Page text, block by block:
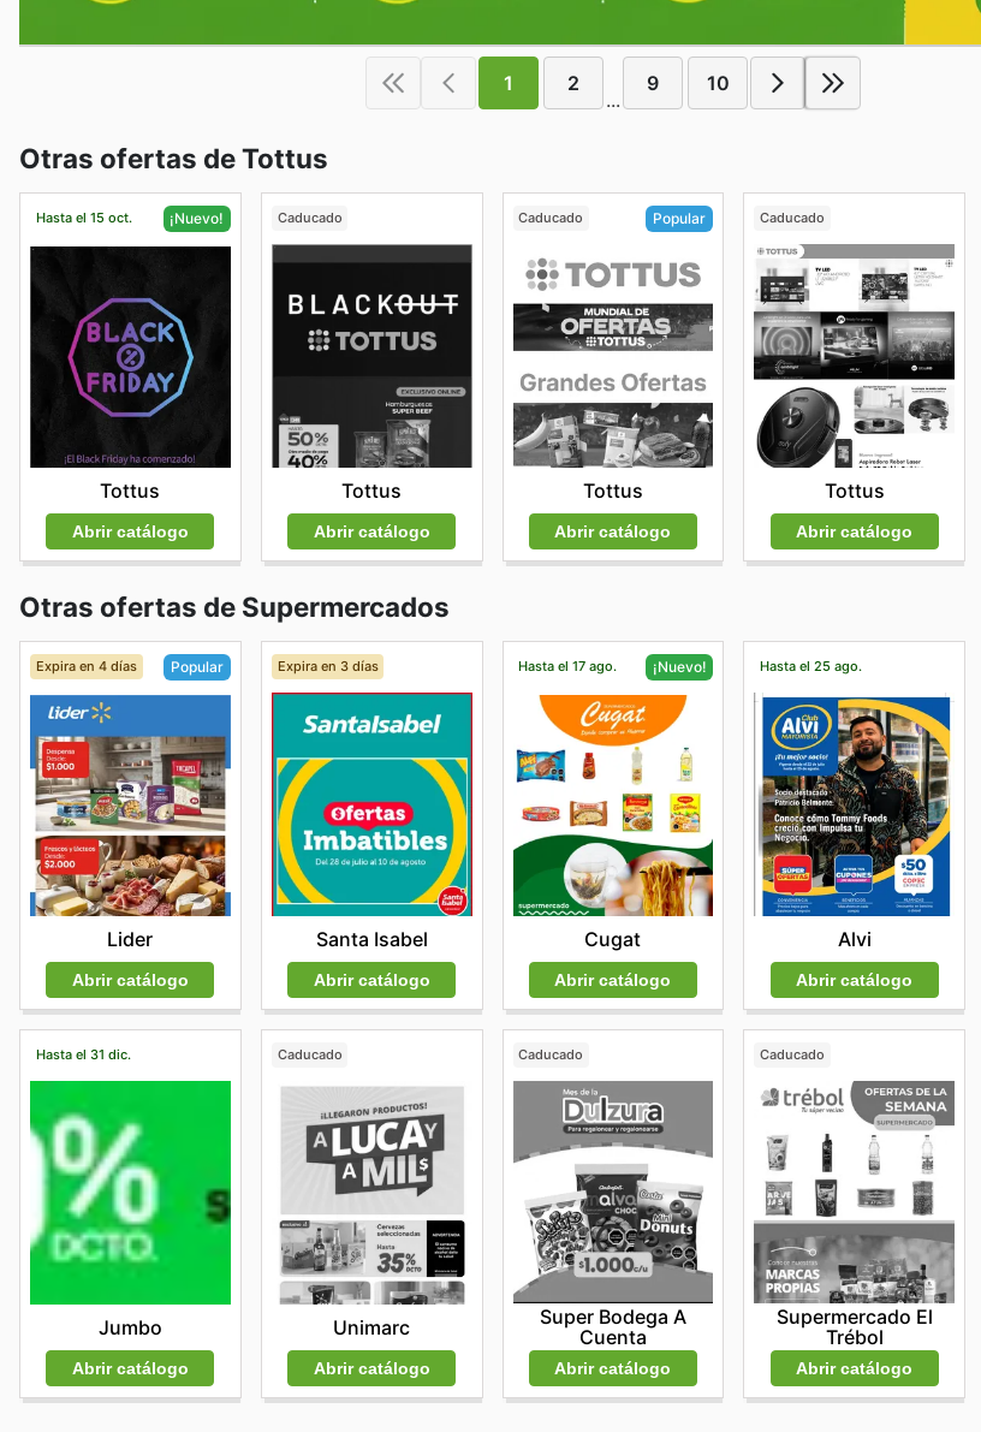
1 2
...
9 10
Otras ofertas de Tottus
Hasta el 15 oct. ¡Nuevo!
Tottus
Abrir catálogo
Caducado
Tottus
Abrir catálogo
Caducado Popular
Tottus
Abrir catálogo
Caducado
Tottus
Abrir catálogo
Otras ofertas de Supermercados
Expira en 4 días Popular
Lider
Abrir catálogo
Expira en 3 días
Santa Isabel
Abrir catálogo
Hasta el 17 ago. ¡Nuevo!
Cugat
Abrir catálogo
Hasta el 25 ago.
Alvi
Abrir catálogo
Hasta el 31 dic.
Jumbo
Abrir catálogo
Caducado
Unimarc
Abrir catálogo
Caducado
Super Bodega A
Cuenta
Abrir catálogo
Caducado
Supermercado El
Trébol
Abrir catálogo